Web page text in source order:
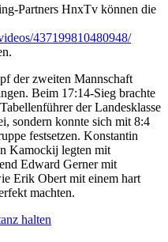
Partners HnxTv können die
437199810480948/
der zweiten Mannschaft
Beim 17:14-Sieg brachte
der Landesklasse
sondern konnte sich mit 8:4
festsetzen. Konstantin
Kamockij legten mit
Edward Gerner mit
Erik Obert mit einem hart
machten.
halten